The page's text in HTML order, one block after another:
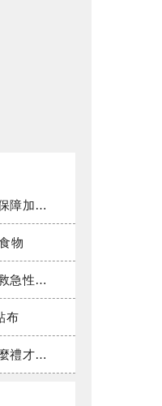
醫療與緊急救援
物
疼痛
布
好？